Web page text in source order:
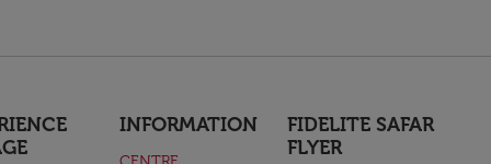
INFORMATION
FIDELITE SAFAR
FLYER